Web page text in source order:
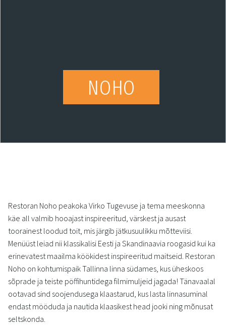
NOHO
Restoran Noho peakoka Virko Tugevuse ja tema meeskonna
käe all valmib hooajast inspireeritud, värskest ja ausast
toorainest loodud toit, mis järgib jätkusuulikku mõtteviisi.
Menüüst leiad nii klassikalisi Eesti ja Skandinaavia roogasid kui ka
erinevatest maailma köökidest inspireeritud maitseid. Restoran
Noho on kohtumispaik Tallinna linna südames, kus üheskoos
sõprade ja teiste pöffihuntidega filmimuljeid jagada! Tänavaalal
ootavad sind soojendusega klaastarud, kus lasta linnasuminal
endast mööduda ja nautida klaasikest head jooki ning mõnusat
seltskonda.